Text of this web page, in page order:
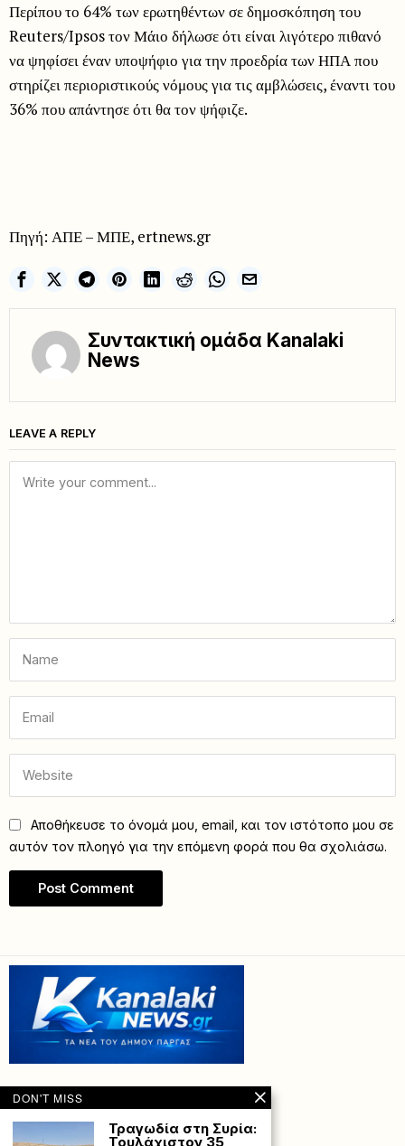
Περίπου το 64% των ερωτηθέντων σε δημοσκόπηση του
Reuters/Ipsos τον Μάιο δήλωσε ότι είναι λιγότερο πιθανό
να ψηφίσει έναν υποψήφιο για την προεδρία των ΗΠΑ που
στηρίζει περιοριστικούς νόμους για τις αμβλώσεις, έναντι του
36% που απάντησε ότι θα τον ψήφιζε.
Πηγή: ΑΠΕ – ΜΠΕ, ertnews.gr
Συντακτική ομάδα Kanalaki
News
LEAVE A REPLY
Αποθήκευσε το όνομά μου, email, και τον ιστότοπο μου σε
αυτόν τον πλοηγό για την επόμενη φορά που θα σχολιάσω.
DON'T MISS
Τραγωδία στη Συρία:
Τουλάχιστον 35